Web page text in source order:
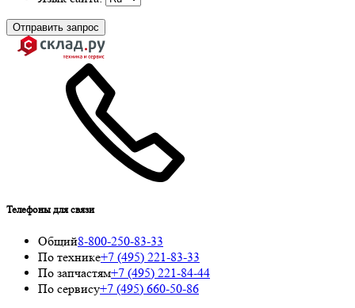
Отправить запрос
Телефоны для связи
Общий8-800-250-83-33
По технике+7 (495) 221-83-33
По запчастям+7 (495) 221-84-44
По сервису+7 (495) 660-50-86